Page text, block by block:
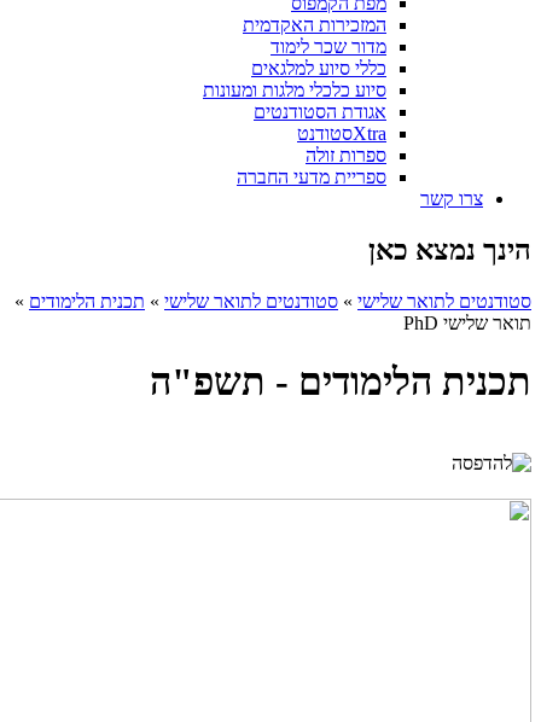
המזכירות האקדמית
מדור שכר לימוד
כללי סיוע למלגאים
סיוע כלכלי מלגות ומעונות
אגודת הסטודנטים
Xtraסטודנט
ספרות זולה
ספריית מדעי החברה
צרו קשר
הינך נמצא כאן
סטודנטים לתואר שלישי » סטודנטים לתואר שלישי » תכנית הלימודים »
תואר שלישי PhD
תכנית הלימודים - תשפ"ה